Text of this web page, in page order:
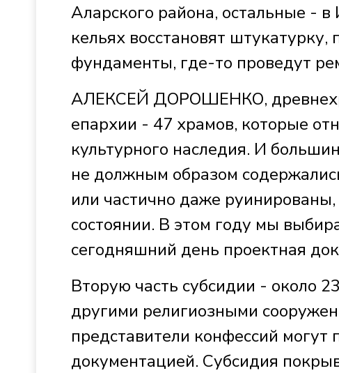
Аларского района, остальные -
кельях восстановят
фундаменты, где-то проведут
АЛЕКСЕЙ ДОРОШЕНКО,
епархии - 47 храмов, которые
культурного наследия. И
не должным образом
или частично даже
состоянии. В этом году мы
сегодняшний день проектная
Вторую часть субсидии - около
другими религиозными
представители конфессий могут
документацией. Субсидия